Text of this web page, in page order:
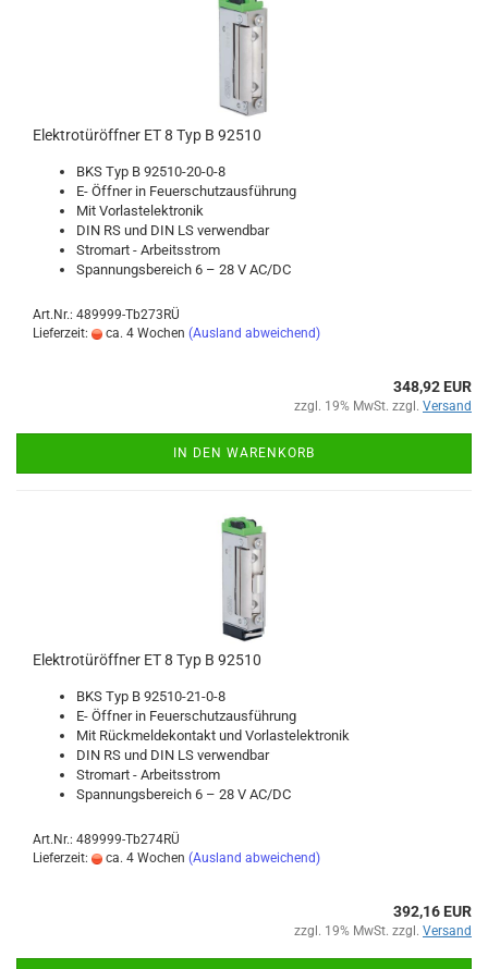
Elek­tro­tür­öff­ner ET 8 Typ B 92510
BKS Typ B 92510-​20-0-8
E- Öff­ner in Feu­er­schutz­aus­füh­rung
Mit Vor­las­t­elek­tro­nik
DIN RS und DIN LS ver­wend­bar
Strom­art - Ar­beits­strom
Span­nungs­be­reich 6 – 28 V AC/DC
Art.Nr.: 489999-Tb273RÜ
Lieferzeit:
ca. 4 Wochen (Ausland abweichend)
348,92 EUR
zzgl. 19% MwSt. zzgl. Versand
IN DEN WARENKORB
Elek­tro­tür­öff­ner ET 8 Typ B 92510
BKS Typ B 92510-​21-0-8
E- Öff­ner in Feu­er­schutz­aus­füh­rung
Mit Rück­mel­de­kon­takt und Vor­las­t­elek­tro­nik
DIN RS und DIN LS ver­wend­bar
Strom­art - Ar­beits­strom
Span­nungs­be­reich 6 – 28 V AC/DC
Art.Nr.: 489999-Tb274RÜ
Lieferzeit:
ca. 4 Wochen (Ausland abweichend)
392,16 EUR
zzgl. 19% MwSt. zzgl. Versand